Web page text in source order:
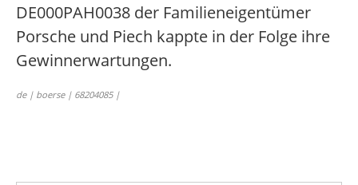
DE000PAH0038 der Familieneigentümer
Porsche und Piech kappte in der Folge ihre
Gewinnerwartungen.
de | boerse | 68204085 |